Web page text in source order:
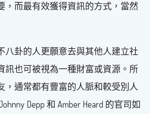
，而最有效獲得資訊的方式，當然
八卦的人更願意去與其他人建立社
訊也可被視為一種財富或資源。所
，通常都有豐富的人脈和較受別人
Depp 和 Amber Heard 的官司如